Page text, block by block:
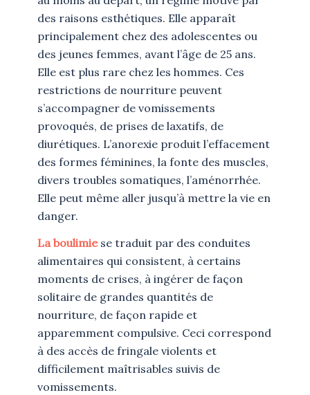
des raisons esthétiques. Elle apparaît
principalement chez des adolescentes ou
des jeunes femmes, avant l’âge de 25 ans.
Elle est plus rare chez les hommes. Ces
restrictions de nourriture peuvent
s’accompagner de vomissements
provoqués, de prises de laxatifs, de
diurétiques. L’anorexie produit l’effacement
des formes féminines, la fonte des muscles,
divers troubles somatiques, l’aménorrhée.
Elle peut même aller jusqu’à mettre la vie en
danger.
La boulimiese traduit par des conduites
alimentaires qui consistent, à certains
moments de crises, à ingérer de façon
solitaire de grandes quantités de
nourriture, de façon rapide et
apparemment compulsive. Ceci correspond
à des accès de fringale violents et
difficilement maîtrisables suivis de
vomissements.